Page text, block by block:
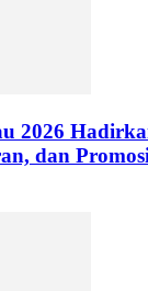
2026
dan